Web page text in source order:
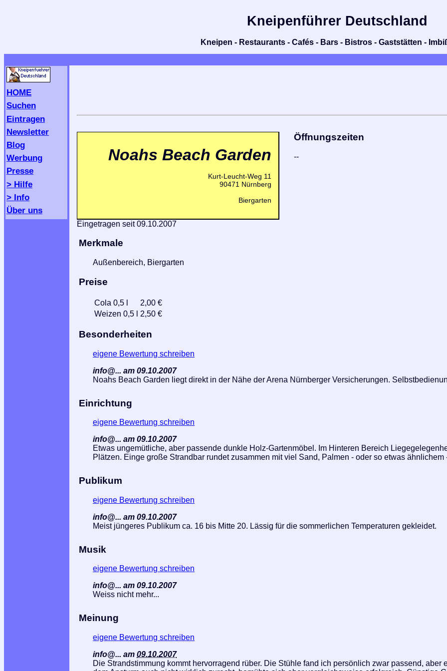
Kneipenführer Deutschland
Kneipen - Restaurants - Cafés - Bars - Bistros - Gaststätten -
HOME
Suchen
Eintragen
Newsletter
Blog
Werbung
Presse
> Hilfe
> Info
Über uns
Noahs Beach Garden
Kurt-Leucht-Weg 11
90471 Nürnberg
Biergarten
Öffnungszeiten
--
Eingetragen seit 09.10.2007
Merkmale
Außenbereich, Biergarten
Preise
Cola 0,5 l
2,00 €
Weizen 0,5 l
2,50 €
Besonderheiten
eigene Bewertung schreiben
info@... am 09.10.2007
Noahs Beach Garden liegt direkt in der Nähe der Arena Nürnberger Versicherungen.
Einrichtung
eigene Bewertung schreiben
info@... am 09.10.2007
Etwas ungemütliche, aber passende dunkle Holz-Gartenmöbel. Im Hinteren Bereich
Plätzen. Einge große Strandbar rundet zusammen mit viel Sand, Palmen - oder so etwas
Publikum
eigene Bewertung schreiben
info@... am 09.10.2007
Meist jüngeres Publikum ca. 16 bis Mitte 20. Lässig für die sommerlichen Temperaturen gekleidet.
Musik
eigene Bewertung schreiben
info@... am 09.10.2007
Weiss nicht mehr...
Meinung
eigene Bewertung schreiben
info@... am 09.10.2007
Die Strandstimmung kommt hervorragend rüber. Die Stühle fand ich persönlich zwar passend, aber